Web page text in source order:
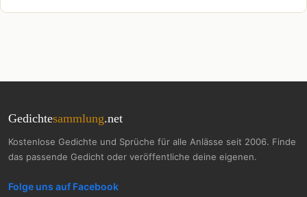
Gedichtesammlung.net
Kostenlose Gedichte und Sprüche für alle Anlässe seit 2006. Finde
das passende Gedicht oder veröffentliche deine eigenen.
Folge uns auf Facebook